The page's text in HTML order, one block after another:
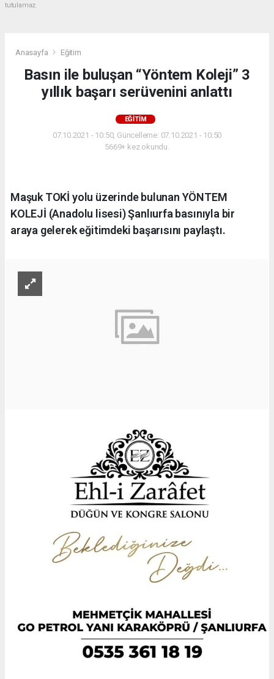
tutulamaz.
Anasayfa Eğitim
Basın ile buluşan “Yöntem Koleji” 3
yıllık başarı serüvenini anlattı
EĞITIM
07.10.2021 - 10:50, Güncelleme: 07.10.2021 - 10:50
5669+ kez okundu.
Maşuk TOKİ yolu üzerinde bulunan YÖNTEM
KOLEJİ (Anadolu lisesi) Şanlıurfa basınıyla bir
araya gelerek eğitimdeki başarısını paylaştı.